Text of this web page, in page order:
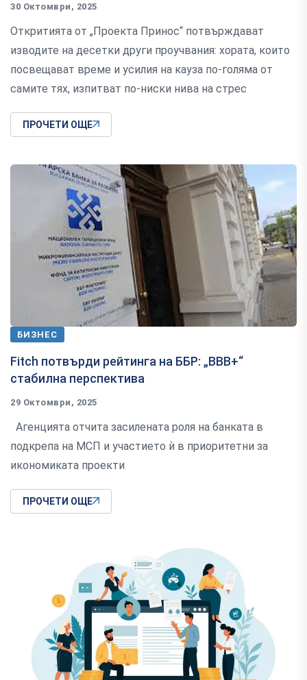
30 Октомври, 2025
Откритията от „Проекта Принос“ потвърждават
изводите на десетки други проучвания: хората, които
посвещават време и усилия на кауза по-голяма от
самите тях, изпитват по-ниски нива на стрес
ПРОЧЕТИ ОЩЕ
БИЗНЕС
Fitch потвърди рейтинга на ББР: „BBB+“
стабилна перспектива
29 Октомври, 2025
Агенцията отчита засилената роля на банката в
подкрепа на МСП и участието ѝ в приоритетни за
икономиката проекти
ПРОЧЕТИ ОЩЕ